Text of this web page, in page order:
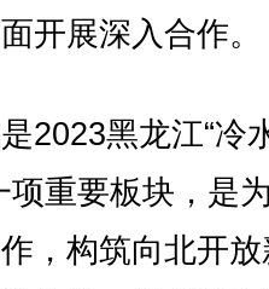
开展深入合作。
黑龙江“冷
项重要板块，是
，构筑向北开